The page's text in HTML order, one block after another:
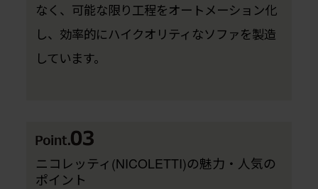
なく、可能な限り工程をオートメーション化
し、効率的にハイクオリティなソファを製造
しています。
ニコレッティ(NICOLETTI)の魅力・人気の
ポイント